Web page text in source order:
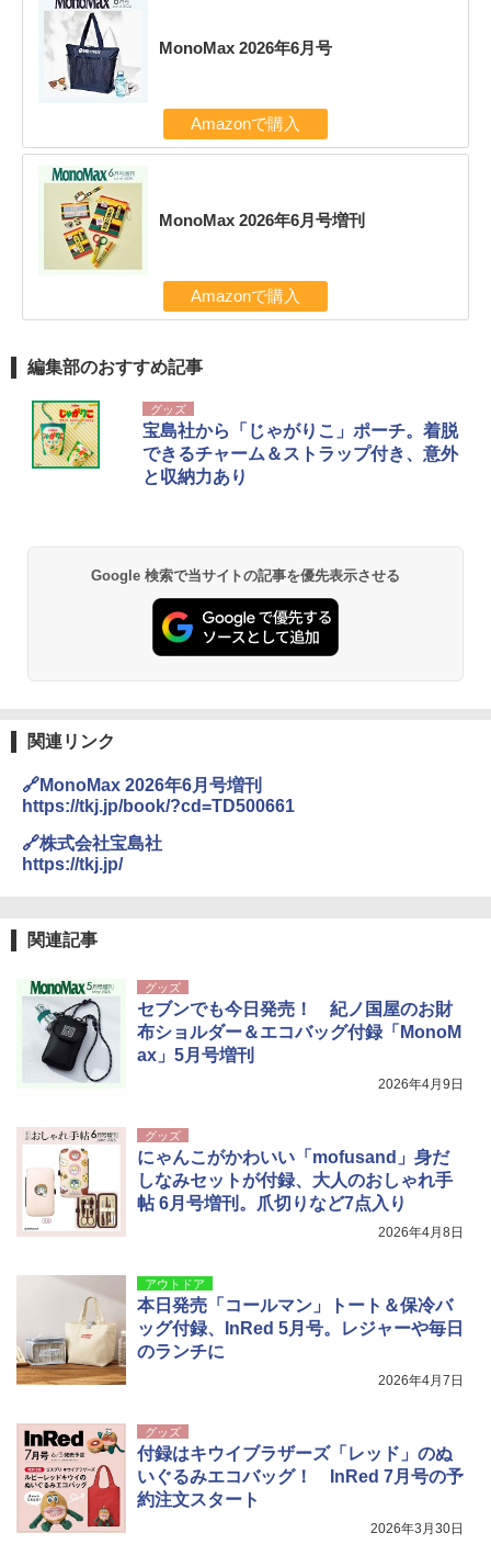
MonoMax 2026年6月号
Amazonで購入
MonoMax 2026年6月号増刊
Amazonで購入
編集部のおすすめ記事
グッズ
宝島社から「じゃがりこ」ポーチ。着脱
できるチャーム＆ストラップ付き、意外
と収納力あり
Google 検索で当サイトの記事を優先表示させる
関連リンク
🔗MonoMax 2026年6月号増刊
https://tkj.jp/book/?cd=TD500661
🔗株式会社宝島社
https://tkj.jp/
関連記事
グッズ
セブンでも今日発売！ 紀ノ国屋のお財
布ショルダー＆エコバッグ付録「MonoM
ax」5月号増刊
2026年4月9日
グッズ
にゃんこがかわいい「mofusand」身だ
しなみセットが付録、大人のおしゃれ手
帖 6月号増刊。爪切りなど7点入り
2026年4月8日
アウトドア
本日発売「コールマン」トート＆保冷バ
ッグ付録、InRed 5月号。レジャーや毎日
のランチに
2026年4月7日
グッズ
付録はキウイブラザーズ「レッド」のぬ
いぐるみエコバッグ！ InRed 7月号の予
約注文スタート
2026年3月30日